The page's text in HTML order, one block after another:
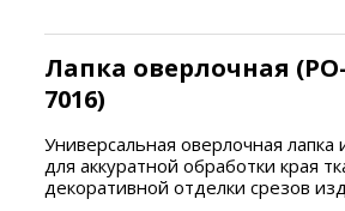
Лапка оверлочная (PO-
7016)
Универсальная оверлочная лапка
для аккуратной обработки края
декоративной отделки срезов